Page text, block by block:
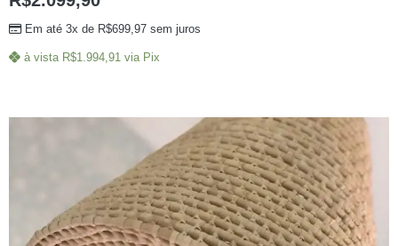
Em até 3x de R$699,97 sem juros
à vista R$1.994,91 via Pix